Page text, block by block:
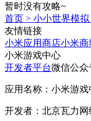
暂时没有攻略~
首页 > 小小世界模拟
友情链接
小米应用商店小米商
小米游戏中心
开发者平台微信公众
应用名称：小米游戏
开发者：北京瓦力网